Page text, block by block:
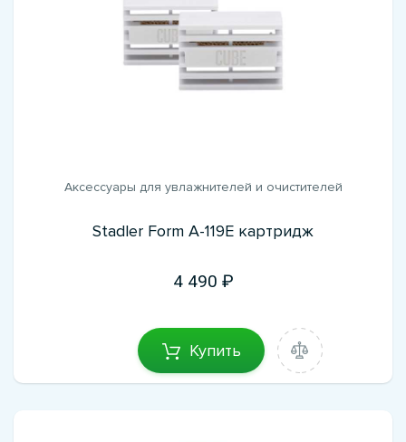
Аксессуары для увлажнителей и очистителей
Stadler Form A-119E картридж
4 490
Купить